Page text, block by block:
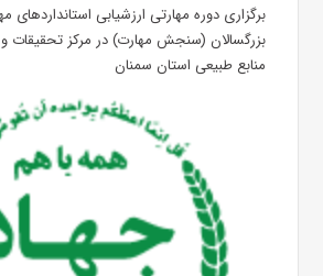
برگزاری دوره مهارتی ارزشیابی
بزرگسالان (سنجش مهارت) در مرکز تحقیقات
منابع طبیعی استان سمنان